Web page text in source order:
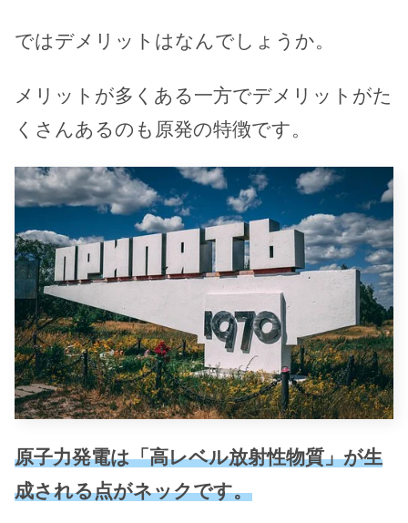
ではデメリットはなんでしょうか。
メリットが多くある一方でデメリットがた
くさんあるのも原発の特徴です。
原子力発電は「高レベル放射性物質」が生
成される点がネックです。